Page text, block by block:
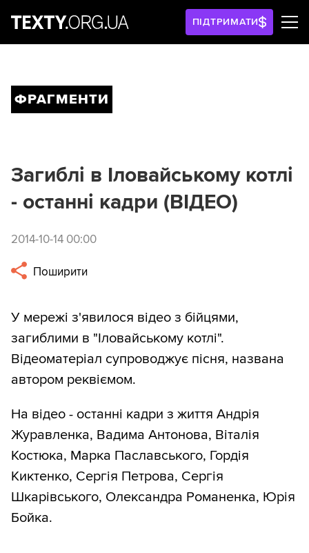
ПІДТРИМАТИ
ФРАГМЕНТИ
Загиблі в Іловайському котлі
- останні кадри (ВІДЕО)
2014-10-14 00:00
Поширити
У мережі з'явилося відео з бійцями,
загиблими в "Іловайському котлі".
Відеоматеріал супроводжує пісня, названа
автором реквіємом.
На відео - останні кадри з життя Андрія
Журавленка, Вадима Антонова, Віталія
Костюка, Марка Паславського, Гордія
Киктенко, Сергія Петрова, Сергія
Шкарівського, Олександра Романенка, Юрія
Бойка.